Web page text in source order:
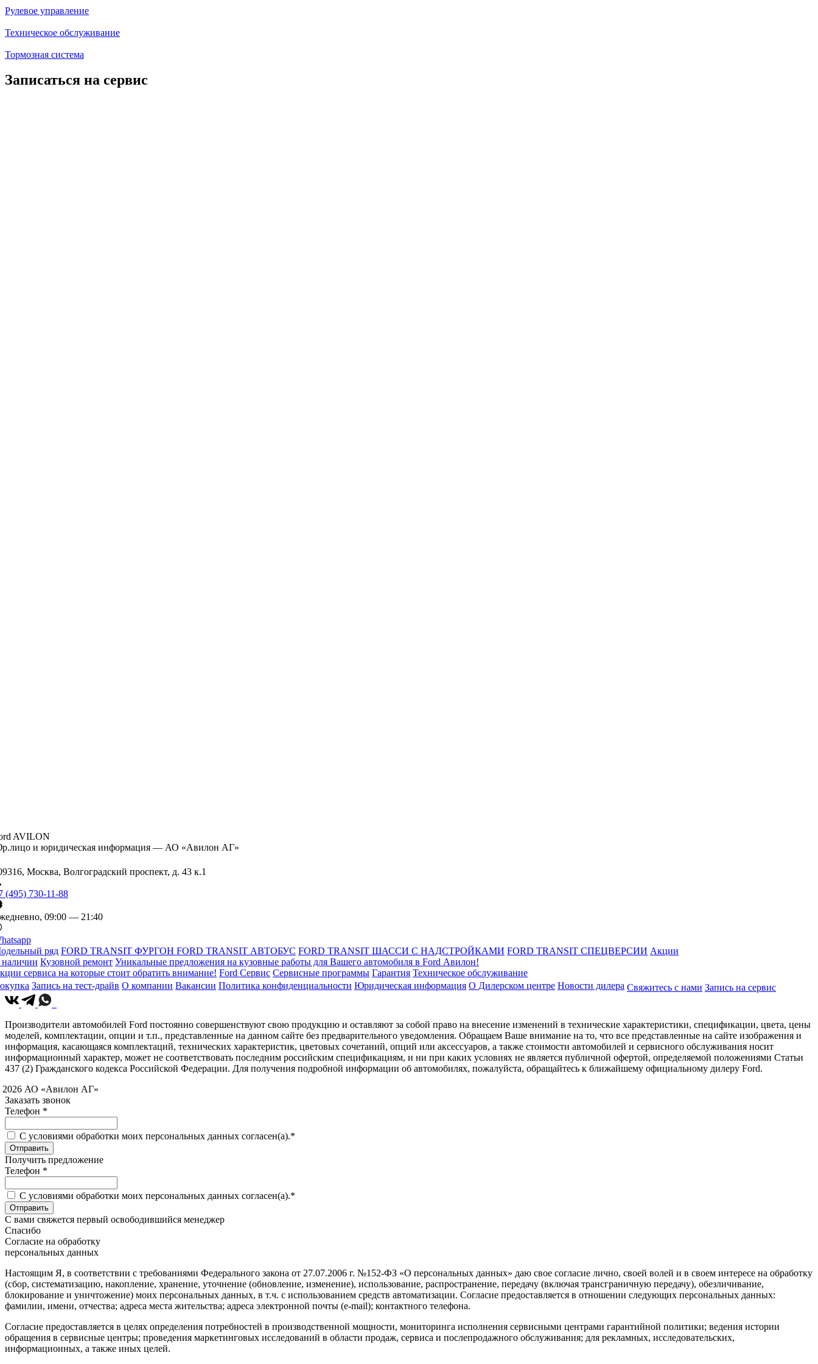
Рулевое управление
Техническое обслуживание
Тормозная система
Записаться на сервис
AVILON
и юридическая информация — АО «Авилон АГ»
Москва, Волгоградский проспект, д. 43 к.1
(495) 730-11-88
09:00 — 21:40
ряд FORD TRANSIT ФУРГОН FORD TRANSIT АВТОБУС FORD TRANSIT ШАССИ С НАДСТРОЙКАМИ FORD TRANSIT СПЕЦВЕРСИИ Акции
Кузовной ремонт Уникальные предложения на кузовные работы для Вашего автомобиля в Ford Авилон!
сервиса на которые стоит обратить внимание! Ford Сервис Сервисные программы Гарантия Техническое обслуживание
Запись на тест-драйв О компании Вакансии Политика конфиденциальности Юридическая информация О Дилерском центре Новости дилера Свяжитесь с нами Запись на сервис
Производители автомобилей Ford постоянно совершенствуют свою продукцию и оставляют за собой право на внесение изменений в технические характеристики, спецификации, цвета, цены
моделей, комплектации, опции и т.п., представленные на данном сайте без предварительного уведомления. Обращаем Ваше внимание на то, что все представленные на сайте изображения и
информация, касающаяся комплектаций, технических характеристик, цветовых сочетаний, опций или аксессуаров, а также стоимости автомобилей и сервисного обслуживания носит
информационный характер, может не соответствовать последним российским спецификациям, и ни при каких условиях не является публичной офертой, определяемой положениями Статьи
437 (2) Гражданского кодекса Российской Федерации. Для получения подробной информации об автомобилях, пожалуйста, обращайтесь к ближайшему официальному дилеру Ford.
АО «Авилон АГ»
Заказать звонок
Телефон *
C условиями обработки моих персональных данных согласен(а).*
Получить предложение
Телефон *
C условиями обработки моих персональных данных согласен(а).*
С вами свяжется первый освободившийся менеджер
Спасибо
Согласие на обработку
персональных данных
Настоящим Я, в соответствии с требованиями Федерального закона от 27.07.2006 г. №152-ФЗ «О персональных данных» даю свое согласие лично, своей волей и в своем интересе на обработку
(сбор, систематизацию, накопление, хранение, уточнение (обновление, изменение), использование, распространение, передачу (включая трансграничную передачу), обезличивание,
блокирование и уничтожение) моих персональных данных, в т.ч. с использованием средств автоматизации. Согласие предоставляется в отношении следующих персональных данных:
фамилии, имени, отчества; адреса места жительства; адреса электронной почты (e-mail); контактного телефона.
Согласие предоставляется в целях определения потребностей в производственной мощности, мониторинга исполнения сервисными центрами гарантийной политики; ведения истории
обращения в сервисные центры; проведения маркетинговых исследований в области продаж, сервиса и послепродажного обслуживания; для рекламных, исследовательских,
информационных, а также иных целей.